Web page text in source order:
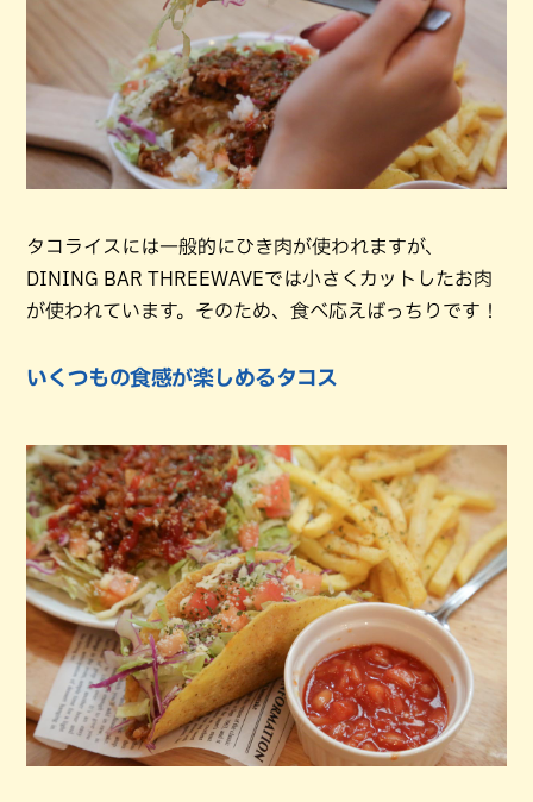
タコライスには一般的にひき肉が使われますが、
DINING BAR THREEWAVEでは小さくカットしたお肉
が使われています。そのため、食べ応えばっちりです！
いくつもの食感が楽しめるタコス